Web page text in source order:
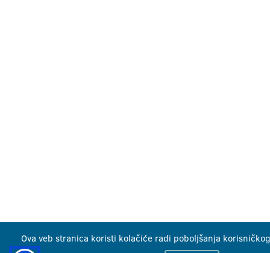
Ova veb stranica koristi kolačiće radi poboljšanja